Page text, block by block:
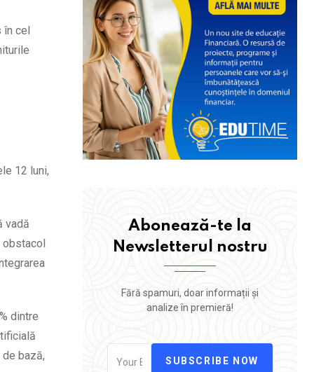
în cel
12 luni,
vadă
obstacol
dintre
bază,
Abonează-te la
Newsletterul nostru
Fără spamuri, doar informații și
analize în premieră!
SUBSCRIBE NOW